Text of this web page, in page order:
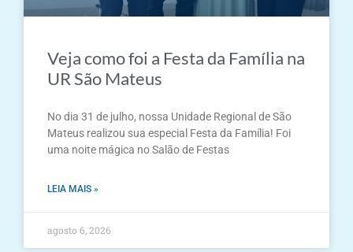
Veja como foi a Festa da Família na
UR São Mateus
No dia 31 de julho, nossa Unidade Regional de São
Mateus realizou sua especial Festa da Família! Foi
uma noite mágica no Salão de Festas
LEIA MAIS »
agosto 6, 2026